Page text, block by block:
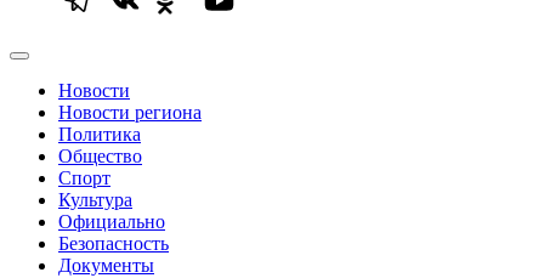
Новости
Новости региона
Политика
Общество
Спорт
Культура
Официально
Безопасность
Документы